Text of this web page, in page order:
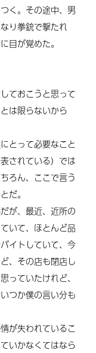
く。その途中、男
り拳銃で撃たれ
目が覚めた。
ておこうと思って
は限らないから
とって必要なこと
されている）では
ろん、ここで言う
だ。
が、最近、近所の
いて、ほとんど品
イトしていて、今
、その店も閉店し
っていたけれど、
つか僕の言い分も
が失われているこ
いかなくてはなら